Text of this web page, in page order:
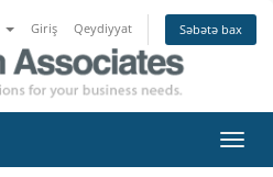
Giriş Qeydiyyat Səbətə bax
keçid